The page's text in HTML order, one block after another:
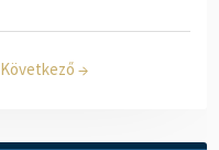
Következő →